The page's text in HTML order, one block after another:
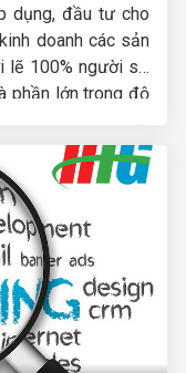
dụng, đầu tư cho
doanh các sản
lẽ 100% người sử
phần lớn trong độ
xuất hiện trên
khách hàng
nhu cầu sử dụng